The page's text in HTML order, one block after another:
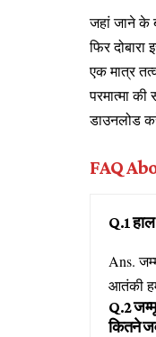
जहां जाने के
फिर
एक मात्र
परमात्मा
डाउनलोड
FAQ
Q.1
Ans.
आतंकी
Q.2
कितने